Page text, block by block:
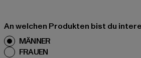
An welchen Produkten bist du
MÄNNER
FRAUEN